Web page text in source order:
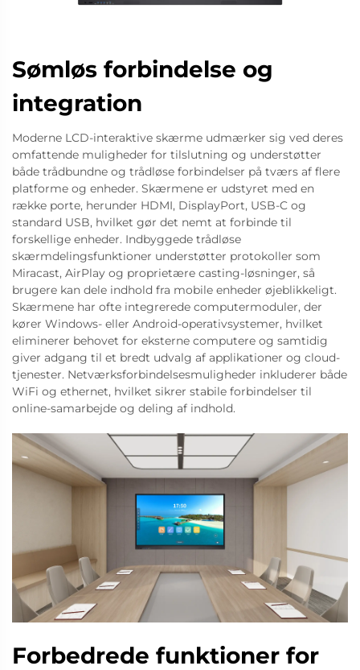
Sømløs forbindelse og
integration
Moderne LCD-interaktive skærme udmærker sig ved deres
omfattende muligheder for tilslutning og understøtter
både trådbundne og trådløse forbindelser på tværs af flere
platforme og enheder. Skærmene er udstyret med en
række porte, herunder HDMI, DisplayPort, USB-C og
standard USB, hvilket gør det nemt at forbinde til
forskellige enheder. Indbyggede trådløse
skærmdelingsfunktioner understøtter protokoller som
Miracast, AirPlay og proprietære casting-løsninger, så
brugere kan dele indhold fra mobile enheder øjeblikkeligt.
Skærmene har ofte integrerede computermoduler, der
kører Windows- eller Android-operativsystemer, hvilket
eliminerer behovet for eksterne computere og samtidig
giver adgang til et bredt udvalg af applikationer og cloud-
tjenester. Netværksforbindelsesmuligheder inkluderer både
WiFi og ethernet, hvilket sikrer stabile forbindelser til
online-samarbejde og deling af indhold.
Forbedrede funktioner for